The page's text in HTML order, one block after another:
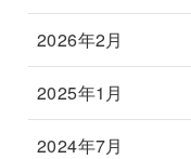
2026年2月
2025年1月
2024年7月